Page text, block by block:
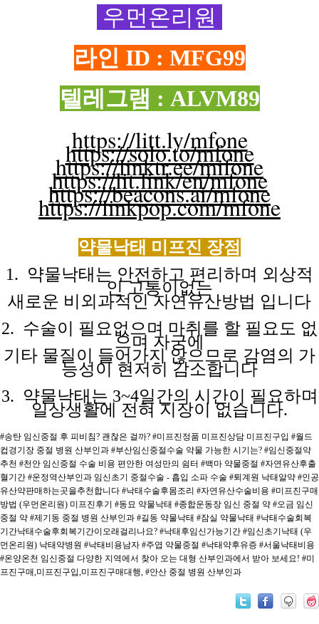
우먼온리원
라인 ID : MFG99
텔레그램 : ALVM89
https://litt.ly/mfone
https://solo.to/mfone
https://linktr.ee/mifone
https://lit.link/en/mfone
https://beacons.ai/mfone
https://linkpop.com/mfone
약물낙태 미프진 장점
1. 약물낙태는 안전하고 편리하며 외상적
인 고통이없는
새로운 비외과적인자연유산방법 입니다
2. 수술이 필요없으며 마취를 할 필요도 없
으며 자궁에
기타 물질이 들어가지않으므로 감염의 가
능성이 현저히 감소합니다
3. 약물낙태는 3~4일간의 시간이 필요하며
일상생활에 전혀 지장이 없습니다.
#송탄 임신중절 후 피비침? 괜찮은 걸까? #미프진정품 미프진상담 미프진구입 #월드
컵경기장 중절 병원 산부인과 #부산임신중절수술 약물 가능한 시기는? #임신중절약
추천 #천안 임신중절 수술 비용 편안한 여성만의 쉼터 #백마 약물중절 #자연유산후출
혈기간 #운정역산부인과 임신초기 중절수술 - 흡입 소파 수술 #퇴계원 낙태알약 #인공
유산약판매하는곳을추천합니다 #낙태수술후몸조리 #자연유산수술비용 #미프진구매
방법 (우먼온리원) 미프진후기 #동묘 약물낙태 #종합운동장 임신 중절 약 #오금 임신
중절 약 #제기동 중절 병원 산부인과 #길동 약물낙태 #잠실 약물낙태 #낙태수술회복
기간낙태수술후회복기간이오래걸리나요? #낙태후임신가능기간 #임신초기낙태 (우
먼온리원) 낙태약병원 #낙태비용남자 #주엽 약물중절 #낙태약후유증 #서울낙태비용
#온양온천 임신중절 다양한 지역에서 찾아 오는 대형 산부인과에서 받아 보세요! #미
프진구매,미프진구입,미프진구매대행, #안산 중절 병원 산부인과